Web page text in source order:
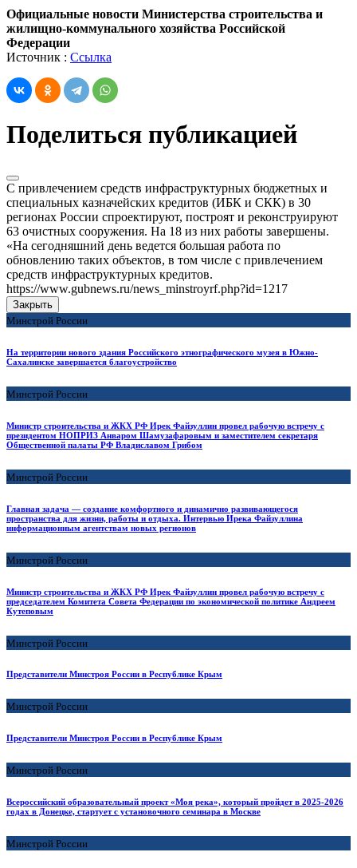
Официальные новости Министерства строительства и
жилищно-коммунального хозяйства Российской
Федерации
Источник : Ссылка
Поделиться публикацией
С привлечением средств инфраструктурных бюджетных и
специальных казначейских кредитов (ИБК и СКК) в 30
регионах России спроектируют, построят и реконструируют
63 очистных сооружения. На 18 из них работы завершены.
«На сегодняшний день ведется большая работа по
обновлению таких объектов, в том числе с привлечением
средств инфраструктурных кредитов.
https://www.gubnews.ru/news_minstroyrf.php?id=1217
Закрыть
Минстрой России
На территории нового здания Российского этнографического музея в Южно-
Сахалинске завершается благоустройство
Минстрой России
Министр строительства и ЖКХ РФ Ирек Файзуллин провел рабочую встречу с
президентом НОПРИЗ Анваром Шамузафаровым и заместителем секретаря
Общественной палаты РФ Владиславом Грибом
Минстрой России
Главная задача — создание комфортного и динамично развивающегося
пространства для жизни, работы и отдыха. Интервью Ирека Файзуллина
информационным агентствам новых регионов
Минстрой России
Министр строительства и ЖКХ РФ Ирек Файзуллин провел рабочую встречу с
председателем Комитета Совета Федерации по экономической политике Андреем
Кутеповым
Минстрой России
Представители Минстроя России в Республике Крым
Минстрой России
Представители Минстроя России в Республике Крым
Минстрой России
Всероссийский образовательный проект «Моя река», который пройдет в 2025-2026
годах в Донецке, стартует с установочного семинара в Москве
Минстрой России